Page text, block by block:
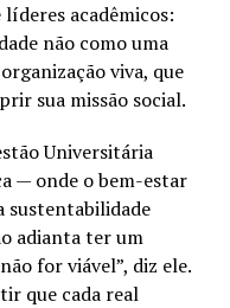
acadêmicos:
não como uma
viva, que
sua missão social.
Universitária
— onde o bem-estar
sustentabilidade
adianta ter um
for viável”, diz ele.
que cada real